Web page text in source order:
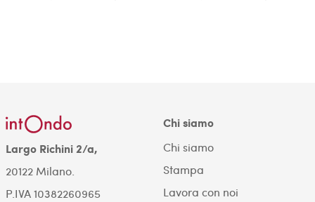
Largo Richini 2/a,
20122 Milano.
P.IVA 10382260965
Chi siamo
Chi siamo
Stampa
Lavora con noi